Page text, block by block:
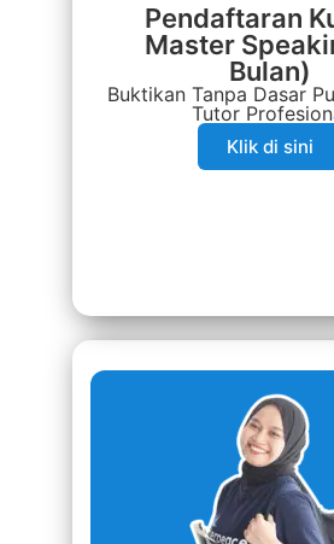
Pendaftaran
Master
Bulan)
Buktikan Tanpa Dasar
Tutor
Klik di sini